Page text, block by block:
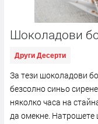
Шоколадови
Други Десерти
За тези шоколадови
безсолно синьо
няколко часа на
да омекне. Натрошете